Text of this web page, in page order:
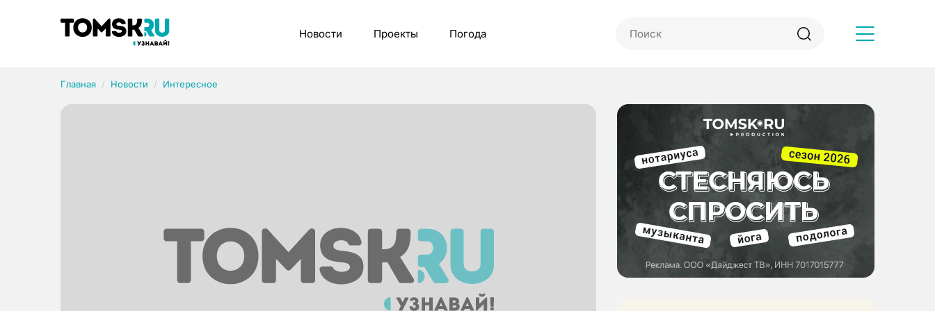
Новости Проекты Погода
Главная Новости Интересное
Рубрики